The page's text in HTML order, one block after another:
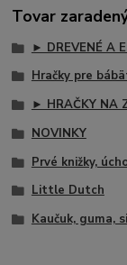
Tovar
► DREVENÉ A
Hračky pre
► HRAČKY NA
NOVINKY
Prvé knižky,
Little Dutch
Kaučuk, guma,